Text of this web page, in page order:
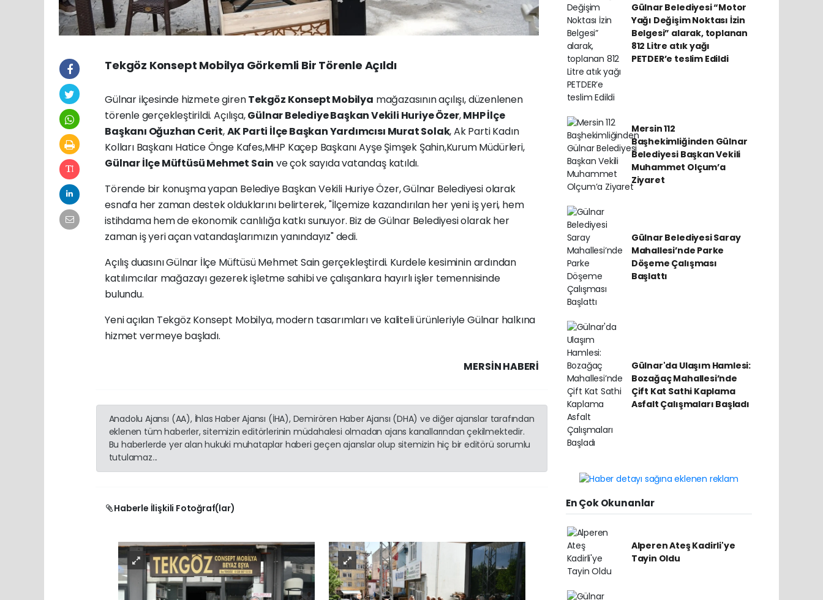
Tekgöz Konsept Mobilya Görkemli Bir Törenle Açıldı
Gülnar ilçesinde hizmete girenTekgöz Konsept Mobilya mağazasının açılışı, düzenlenen
törenle gerçekleştirildi. Açılışa,Gülnar Belediye Başkan Vekili Huriye Özer,MHP İlçe
Başkanı Oğuzhan Cerit,AK Parti İlçe Başkan Yardımcısı Murat Solak, Ak Parti Kadın
Kolları Başkanı Hatice Önge Kafes,MHP Kaçep Başkanı Ayşe Şimşek Şahin,Kurum Müdürleri,
Gülnar İlçe Müftüsü Mehmet Sain ve çok sayıda vatandaş katıldı.
Törende bir konuşma yapan Belediye Başkan Vekili Huriye Özer, Gülnar Belediyesi olarak
esnafa her zaman destek olduklarını belirterek, "İlçemize kazandırılan her yeni iş yeri, hem
istihdama hem de ekonomik canlılığa katkı sunuyor. Biz de Gülnar Belediyesi olarak her
zaman iş yeri açan vatandaşlarımızın yanındayız" dedi.
Açılış duasını Gülnar İlçe Müftüsü Mehmet Sain gerçekleştirdi. Kurdele kesiminin ardından
katılımcılar mağazayı gezerek işletme sahibi ve çalışanlara hayırlı işler temennisinde
bulundu.
Yeni açılan Tekgöz Konsept Mobilya, modern tasarımları ve kaliteli ürünleriyle Gülnar halkına
hizmet vermeye başladı.
MERSIN HABERİ
Anadolu Ajansı (AA), İhlas Haber Ajansı (İHA), Demirören Haber Ajansı (DHA) ve diğer ajanslar tarafından
eklenen tüm haberler, sitemizin editörlerinin müdahalesi olmadan ajans kanallarından çekilmektedir.
Bu haberlerde yer alan hukuki muhataplar haberi geçen ajanslar olup sitemizin hiç bir editörü sorumlu
tutulamaz...
Haberle İlişkili Fotoğraf(lar)
Gülnar Belediyesi “Motor
Yağı Değişim Noktası İzin
Belgesi” alarak, toplanan
812 Litre atık yağı
PETDER’e teslim Edildi
Mersin 112
Başhekimliğinden Gülnar
Belediyesi Başkan Vekili
Muhammet Olçum’a
Ziyaret
Gülnar Belediyesi Saray
Mahallesi’nde Parke
Döşeme Çalışması
Başlattı
Gülnar'da Ulaşım Hamlesi:
Bozağaç Mahallesi’nde
Çift Kat Sathi Kaplama
Asfalt Çalışmaları Başladı
En Çok Okunanlar
Alperen Ateş Kadirli'ye
Tayin Oldu